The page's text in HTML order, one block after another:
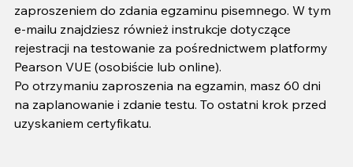
zaproszeniem do zdania egzaminu pisemnego. W tym
e-mailu znajdziesz również instrukcje dotyczące
rejestracji na testowanie za pośrednictwem platformy
Pearson VUE (osobiście lub online).
Po otrzymaniu zaproszenia na egzamin, masz 60 dni
na zaplanowanie i zdanie testu. To ostatni krok przed
uzyskaniem certyfikatu.